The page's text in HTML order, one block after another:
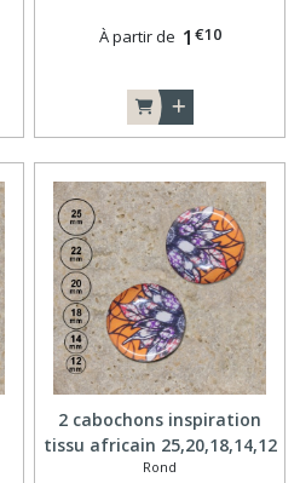
À partir de 1 €10
2 cabochons inspiration
tissu africain 25,20,18,14,12
mm A142
Rond